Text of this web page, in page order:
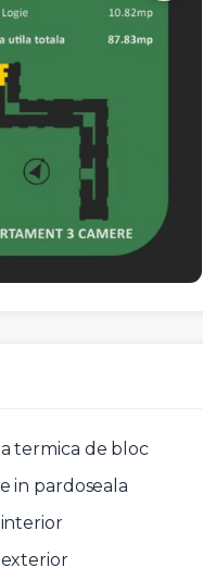
termica de bloc
in pardoseala